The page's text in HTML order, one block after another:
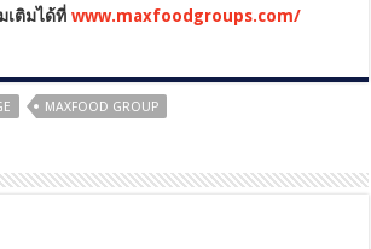
เติมได้ที่www.maxfoodgroups.com/
MAXFOOD GROUP